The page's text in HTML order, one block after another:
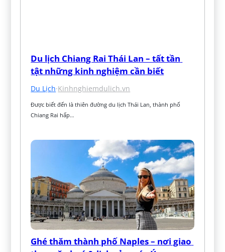
Du lịch Chiang Rai Thái Lan – tất tần
tật những kinh nghiệm cần biết
Du Lịch·Kinhnghiemdulich.vn
Được biết đến là thiên đường du lịch Thái Lan, thành phố
Chiang Rai hấp…
Ghé thăm thành phố Naples – nơi giao